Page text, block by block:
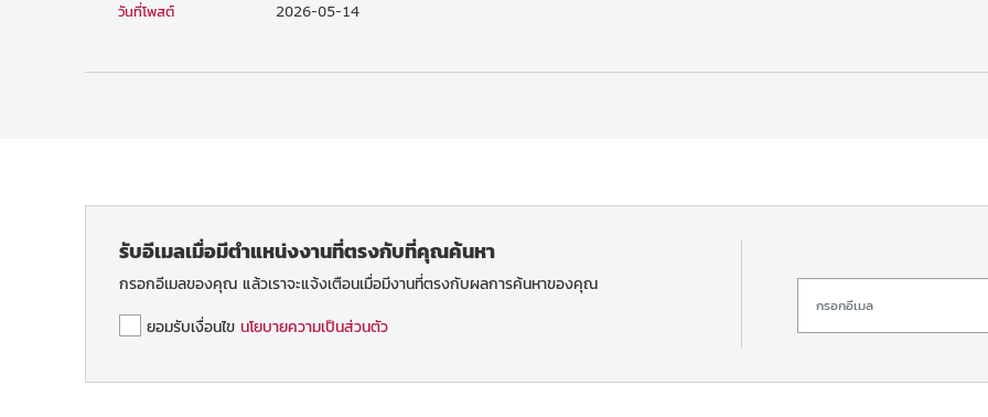
วันที่โพสต์ 2026-05-14
รับอีเมลเมื่อมีตำแหน่งงานที่ตรงกับที่คุณค้นหา
กรอกอีเมลของคุณ แล้วเราจะแจ้งเตือนเมื่อมีงานที่ตรงกับผลการค้นหาของคุณ
ยอมรับเงื่อนไข นโยบายความเป็นส่วนตัว